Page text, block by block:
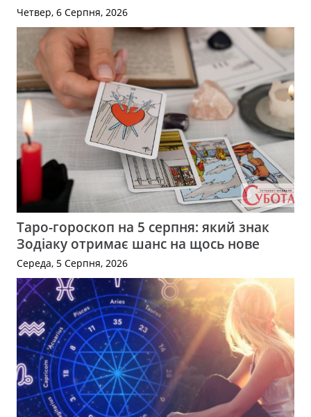
Четвер, 6 Серпня, 2026
Таро-гороскоп на 5 серпня: який знак
Зодіаку отримає шанс на щось нове
Середа, 5 Серпня, 2026